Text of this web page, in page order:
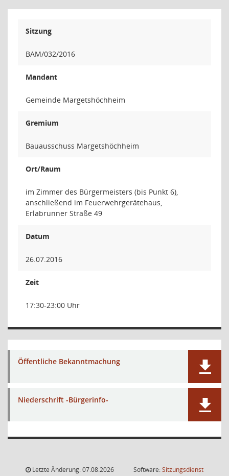
Sitzung
BAM/032/2016
Mandant
Gemeinde Margetshöchheim
Gremium
Bauausschuss Margetshöchheim
Ort/Raum
im Zimmer des Bürgermeisters (bis Punkt 6),
anschließend im Feuerwehrgerätehaus,
Erlabrunner Straße 49
Datum
26.07.2016
Zeit
17:30-23:00 Uhr
Öffentliche Bekanntmachung
Niederschrift -Bürgerinfo-
Letzte Änderung: 07.08.2026
Software:Sitzungsdienst